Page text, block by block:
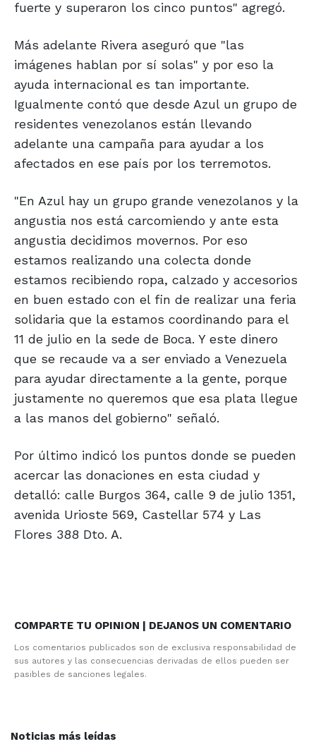
fuerte y superaron los cinco puntos" agregó.
Más adelante Rivera aseguró que "las
imágenes hablan por sí solas" y por eso la
ayuda internacional es tan importante.
Igualmente contó que desde Azul un grupo de
residentes venezolanos están llevando
adelante una campaña para ayudar a los
afectados en ese país por los terremotos.
"En Azul hay un grupo grande venezolanos y la
angustia nos está carcomiendo y ante esta
angustia decidimos movernos. Por eso
estamos realizando una colecta donde
estamos recibiendo ropa, calzado y accesorios
en buen estado con el fin de realizar una feria
solidaria que la estamos coordinando para el
11 de julio en la sede de Boca. Y este dinero
que se recaude va a ser enviado a Venezuela
para ayudar directamente a la gente, porque
justamente no queremos que esa plata llegue
a las manos del gobierno" señaló.
Por último indicó los puntos donde se pueden
acercar las donaciones en esta ciudad y
detalló: calle Burgos 364, calle 9 de julio 1351,
avenida Urioste 569, Castellar 574 y Las
Flores 388 Dto. A.
COMPARTE TU OPINION | DEJANOS UN COMENTARIO
Los comentarios publicados son de exclusiva responsabilidad de
sus autores y las consecuencias derivadas de ellos pueden ser
pasibles de sanciones legales.
Noticias más leídas